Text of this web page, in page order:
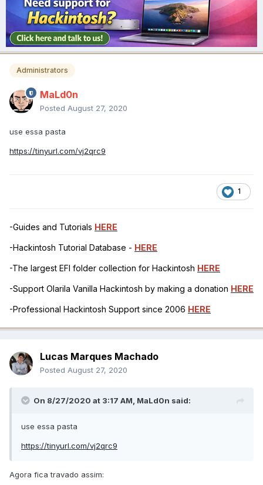
Administrators
MaLd0n
Posted August 27, 2020
use essa pasta
https://tinyurl.com/vj2qrc9
1
-Guides and Tutorials HERE
-Hackintosh Tutorial Database - HERE
-The largest EFI folder collection for Hackintosh HERE
-Support Olarila Vanilla Hackintosh by making a donation HERE
-Professional Hackintosh Support since 2006 HERE
Lucas Marques Machado
Posted August 27, 2020
On 8/27/2020 at 3:17 AM, MaLd0n said:
use essa pasta
https://tinyurl.com/vj2qrc9
Agora fica travado assim: